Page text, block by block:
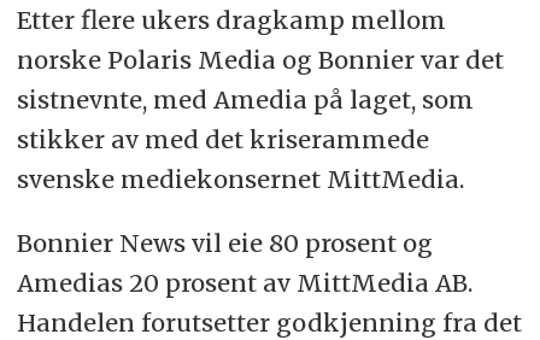
Etter flere ukers dragkamp mellom
norske Polaris Media og Bonnier var det
sistnevnte, med Amedia på laget, som
stikker av med det kriserammede
svenske mediekonsernet MittMedia.
Bonnier News vil eie 80 prosent og
Amedias 20 prosent av MittMedia AB.
Handelen forutsetter godkjenning fra det